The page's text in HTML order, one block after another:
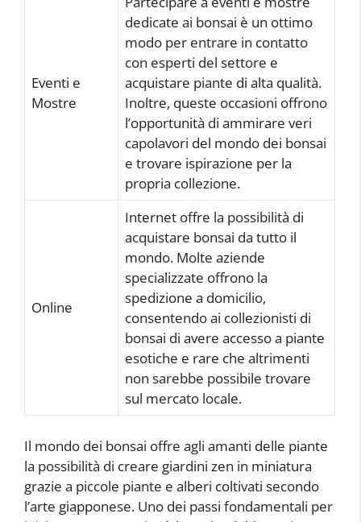
Eventi e
Mostre
dedicate ai bonsai è un ottimo
modo per entrare in contatto
con esperti del settore e
acquistare piante di alta qualità.
Inoltre, queste occasioni offrono
l’opportunità di ammirare veri
capolavori del mondo dei bonsai
e trovare ispirazione per la
propria collezione.
Online
Internet offre la possibilità di
acquistare bonsai da tutto il
mondo. Molte aziende
specializzate offrono la
spedizione a domicilio,
consentendo ai collezionisti di
bonsai di avere accesso a piante
esotiche e rare che altrimenti
non sarebbe possibile trovare
sul mercato locale.
Il mondo dei bonsai offre agli amanti delle piante
la possibilità di creare giardini zen in miniatura
grazie a piccole piante e alberi coltivati secondo
l’arte giapponese. Uno dei passi fondamentali per